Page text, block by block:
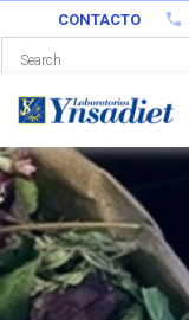
CONTACTO